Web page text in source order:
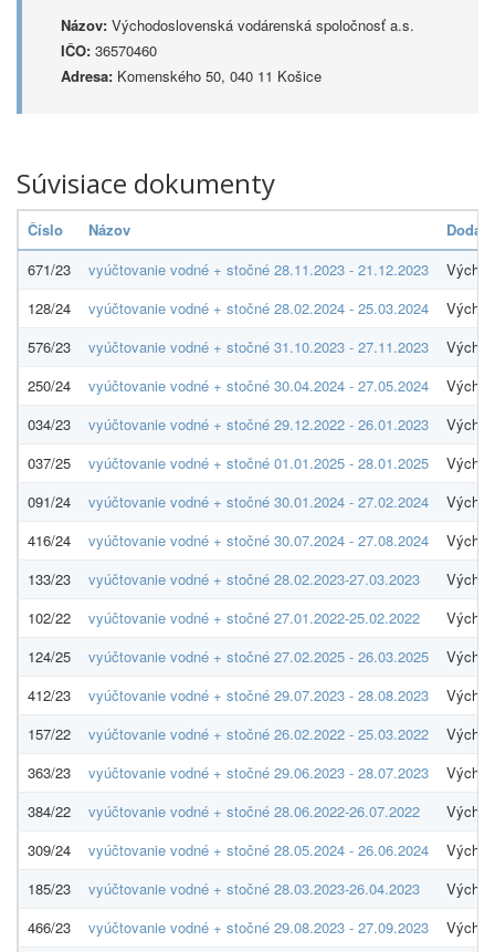
Názov: Východoslovenská vodárenská spoločnosť a.s.
IČO: 36570460
Adresa: Komenského 50, 040 11 Košice
Súvisiace dokumenty
Číslo Názov
671/23
vyúčtovanie vodné + stočné 28.11.2023 - 21.12.2023
128/24
vyúčtovanie vodné + stočné 28.02.2024 - 25.03.2024
576/23
vyúčtovanie vodné + stočné 31.10.2023 - 27.11.2023
250/24
vyúčtovanie vodné + stočné 30.04.2024 - 27.05.2024
034/23
vyúčtovanie vodné + stočné 29.12.2022 - 26.01.2023
037/25
vyúčtovanie vodné + stočné 01.01.2025 - 28.01.2025
091/24
vyúčtovanie vodné + stočné 30.01.2024 - 27.02.2024
416/24
vyúčtovanie vodné + stočné 30.07.2024 - 27.08.2024
133/23
vyúčtovanie vodné + stočné 28.02.2023-27.03.2023
102/22
vyúčtovanie vodné + stočné 27.01.2022-25.02.2022
124/25
vyúčtovanie vodné + stočné 27.02.2025 - 26.03.2025
412/23
vyúčtovanie vodné + stočné 29.07.2023 - 28.08.2023
157/22
vyúčtovanie vodné + stočné 26.02.2022 - 25.03.2022
363/23
vyúčtovanie vodné + stočné 29.06.2023 - 28.07.2023
384/22
vyúčtovanie vodné + stočné 28.06.2022-26.07.2022
309/24
vyúčtovanie vodné + stočné 28.05.2024 - 26.06.2024
185/23
vyúčtovanie vodné + stočné 28.03.2023-26.04.2023
466/23
vyúčtovanie vodné + stočné 29.08.2023 - 27.09.2023